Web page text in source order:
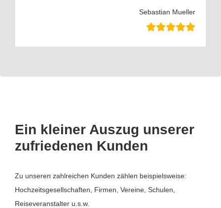
Sebastian Mueller
Ein kleiner Auszug unserer
zufriedenen Kunden
Zu unseren zahlreichen Kunden zählen beispielsweise:
Hochzeitsgesellschaften, Firmen, Vereine, Schulen,
Reiseveranstalter u.s.w.